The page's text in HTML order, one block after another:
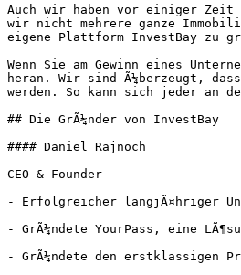
Auch wir haben vor einiger
wir nicht mehrere ganze
eigene Plattform InvestBay zu
Wenn Sie am Gewinn eines
heran. Wir sind Ã¼berzeugt,
werden. So kann sich jeder an
## Die GrÃ¼nder von InvestBay
#### Daniel Rajnoch
CEO & Founder
- Erfolgreicher langjÃ¤hriger
- GrÃ¼ndete YourPass, eine
- GrÃ¼ndete den erstklassigen